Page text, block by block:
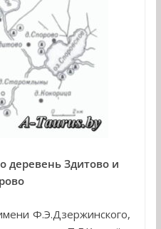
деревень Здитово и
Ф.Э.Дзержинского,